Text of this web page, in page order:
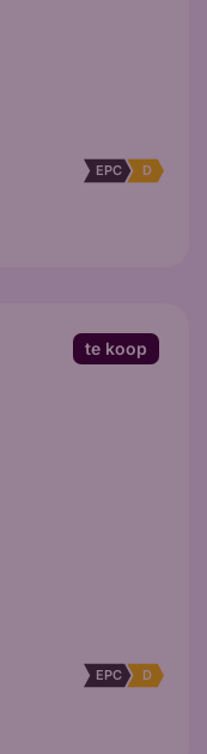
EPC D
EPC D
te koop